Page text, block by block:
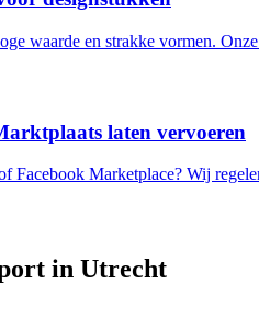
waarde en strakke vormen.
laten vervoeren
Facebook Marketplace? Wij
in Utrecht